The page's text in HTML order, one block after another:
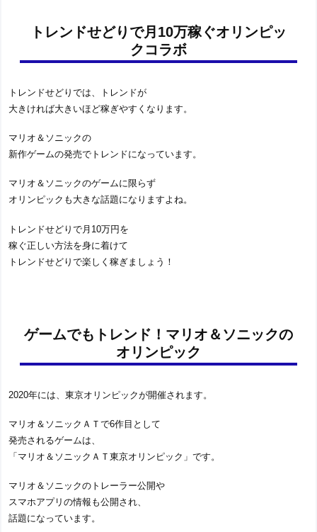
トレンドせどりで月10万稼ぐオリンピッ
クコラボ
トレンドせどりでは、トレンドが
大きければ大きいほど稼ぎやすくなります。
マリオ＆ソニックの
新作ゲームの発売でトレンドになっています。
マリオ＆ソニックのゲームに限らず
オリンピックも大きな話題になりますよね。
トレンドせどりで月10万円を
稼ぐ正しい方法を身に着けて
トレンドせどりで楽しく稼ぎましょう！
ゲームでもトレンド！マリオ＆ソニックの
オリンピック
2020年には、東京オリンピックが開催されます。
マリオ＆ソニックＡＴで6作目として
発売されるゲームは、
「マリオ＆ソニックＡＴ東京オリンピック」です。
マリオ＆ソニックのトレーラー公開や
スマホアプリの情報も公開され、
話題になっています。